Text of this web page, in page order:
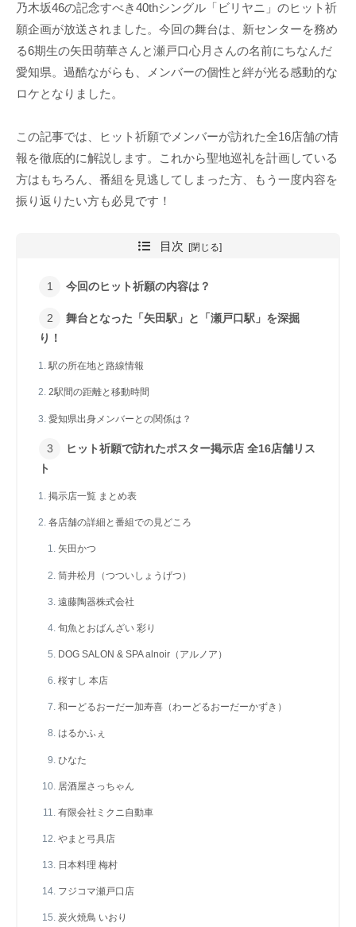
乃木坂46の記念すべき40thシングル「ビリヤニ」のヒット祈
願企画が放送されました。今回の舞台は、新センターを務め
る6期生の矢田萌華さんと瀬戸口心月さんの名前にちなんだ
愛知県。過酷ながらも、メンバーの個性と絆が光る感動的な
ロケとなりました。
この記事では、ヒット祈願でメンバーが訪れた全16店舗の情
報を徹底的に解説します。これから聖地巡礼を計画している
方はもちろん、番組を見逃してしまった方、もう一度内容を
振り返りたい方も必見です！
目次
今回のヒット祈願の内容は？
舞台となった「矢田駅」と「瀬戸口駅」を深掘
り！
駅の所在地と路線情報
2駅間の距離と移動時間
愛知県出身メンバーとの関係は？
ヒット祈願で訪れたポスター掲示店 全16店舗リス
ト
掲示店一覧 まとめ表
各店舗の詳細と番組での見どころ
矢田かつ
筒井松月（つついしょうげつ）
遠藤陶器株式会社
旬魚とおばんざい 彩り
DOG SALON & SPA alnoir（アルノア）
桜すし 本店
和ーどるおーだー加寿喜（わーどるおーだーかずき）
はるかふぇ
ひなた
居酒屋さっちゃん
有限会社ミクニ自動車
やまと弓具店
日本料理 梅村
フジコマ瀬戸口店
炭火焼鳥 いおり